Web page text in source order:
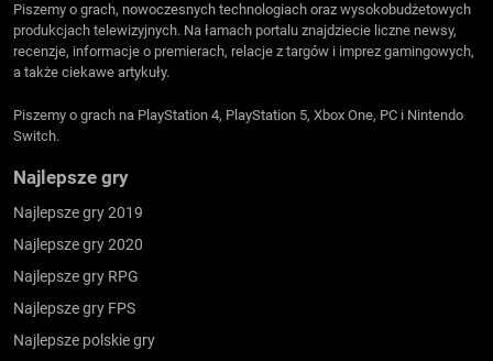
Piszemy o grach, nowoczesnych technologiach oraz wysokobudżetowych
produkcjach telewizyjnych. Na łamach portalu znajdziecie liczne newsy,
recenzje, informacje o premierach, relacje z targów i imprez gamingowych,
a także ciekawe artykuły.
Piszemy o grach na PlayStation 4, PlayStation 5, Xbox One, PC i Nintendo
Switch.
Najlepsze gry
Najlepsze gry 2019
Najlepsze gry 2020
Najlepsze gry RPG
Najlepsze gry FPS
Najlepsze polskie gry